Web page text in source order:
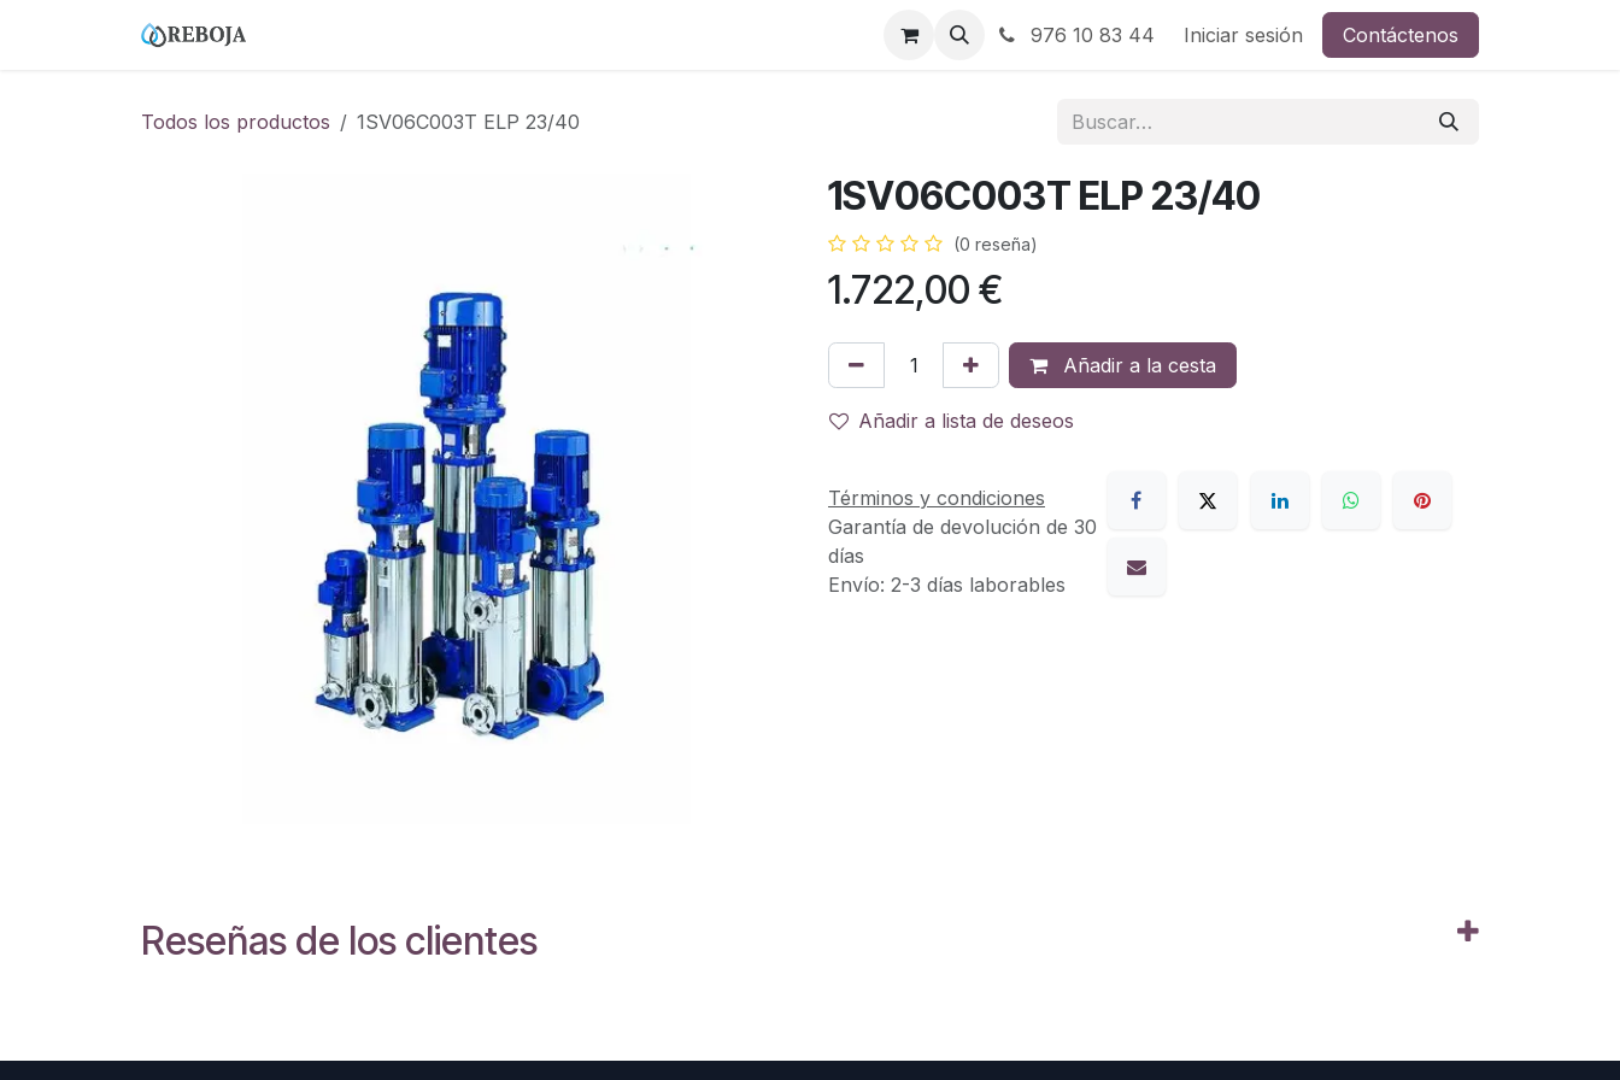
Blog 976 10 83 44 Iniciar sesión Contáctenos
Todos los productos 1SV06C003T ELP 23/40
1SV06C003T ELP 23/40
(0 reseña)
1.722,00 €
Añadir a la cesta
Añadir a lista de deseos
Términos y condiciones
Garantía de devolución de 30
días
Envío: 2-3 días laborables
Reseñas de los clientes